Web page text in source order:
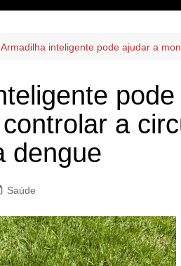
Armadilha inteligente pode ajudar a
a
dengue
Saúde